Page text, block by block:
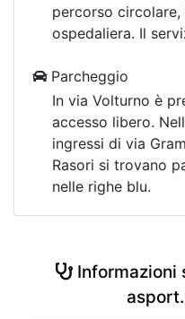
percorso
ospedaliera. Il
Parcheggio
In via Volturno è
accesso libero.
ingressi di via
Rasori si trovano
nelle righe blu.
Informazioni